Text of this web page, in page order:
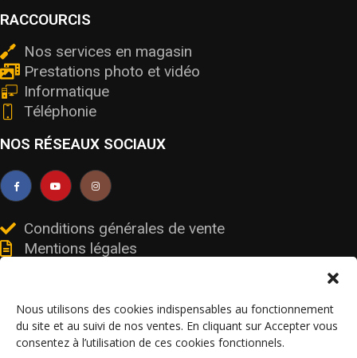
Nous utilisons des cookies indispensables au fonctionnement
du site et au suivi de nos ventes. En cliquant sur Accepter vous
consentez à l’utilisation de ces cookies fonctionnels.
RACCOURCIS
Nos services en magasin
Prestations photo et vidéo
Informatique
Téléphonie
NOS RÉSEAUX SOCIAUX
Conditions générales de vente
Mentions légales